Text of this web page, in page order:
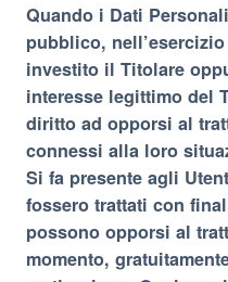
Quando i Dati
pubblico,
investito il Titolare
interesse legittimo del
diritto ad opporsi al
connessi alla loro
Si fa presente agli
fossero trattati con
possono opporsi al
momento,